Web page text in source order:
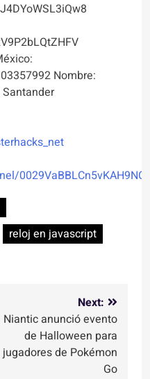
Nombre:
reloj en javascript
Next:
Niantic anunció evento
de Halloween para
jugadores de Pokémon
Go